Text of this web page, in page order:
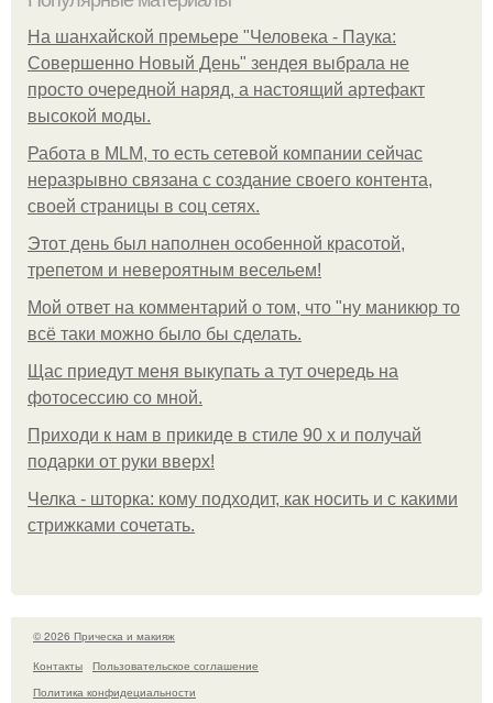
На шанхайской премьере "Человека - Паука:
Совершенно Новый День" зендея выбрала не
просто очередной наряд, а настоящий артефакт
высокой моды.
Работа в MLM, то есть сетевой компании сейчас
неразрывно связана с создание своего контента,
своей страницы в соц сетях.
Этот день был наполнен особенной красотой,
трепетом и невероятным весельем!
Мой ответ на комментарий о том, что "ну маникюр то
всё таки можно было бы сделать.
Щас приедут меня выкупать а тут очередь на
фотосессию со мной.
Приходи к нам в прикиде в стиле 90 х и получай
подарки от руки вверх!
Челка - шторка: кому подходит, как носить и с какими
стрижками сочетать.
© 2026 Прическа и макияж
Контакты
Пользовательское соглашение
Политика конфидециальности